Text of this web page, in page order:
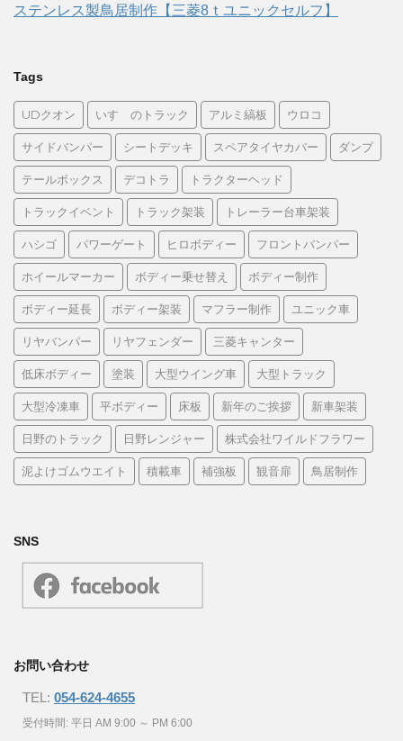
ステンレス製鳥居制作【三菱8ｔユニックセルフ】
Tags
UDクオン いすゞのトラック アルミ縞板 ウロコ
サイドバンパー シートデッキ スペアタイヤカバー ダンプ
テールボックス デコトラ トラクターヘッド
トラックイベント トラック架装 トレーラー台車架装
ハシゴ パワーゲート ヒロボディー フロントバンパー
ホイールマーカー ボディー乗せ替え ボディー制作
ボディー延長 ボディー架装 マフラー制作 ユニック車
リヤバンパー リヤフェンダー 三菱キャンター
低床ボディー 塗装 大型ウイング車 大型トラック
大型冷凍車 平ボディー 床板 新年のご挨拶 新車架装
日野のトラック 日野レンジャー 株式会社ワイルドフラワー
泥よけゴムウエイト 積載車 補強板 観音扉 鳥居制作
SNS
お問い合わせ
TEL: 054-624-4655
受付時間: 平日 AM 9:00 ～ PM 6:00